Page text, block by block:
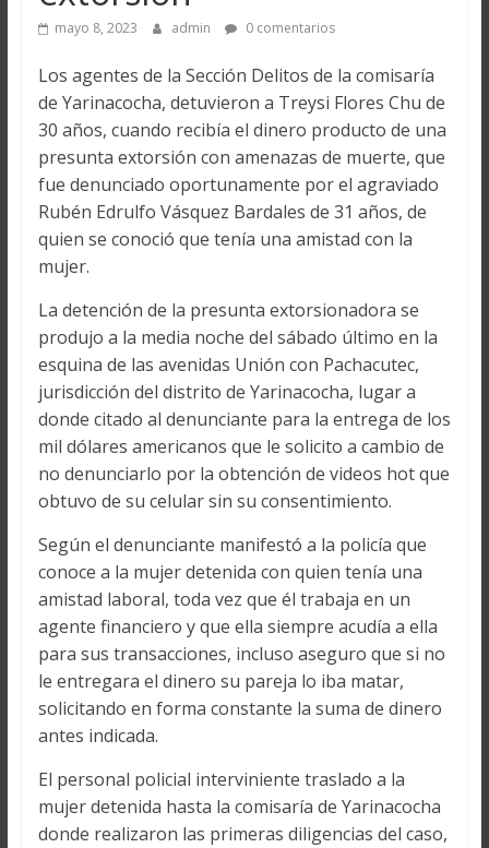
mayo 8, 2023 admin 0 comentarios
Los agentes de la Sección Delitos de la comisaría
de Yarinacocha, detuvieron a Treysi Flores Chu de
30 años, cuando recibía el dinero producto de una
presunta extorsión con amenazas de muerte, que
fue denunciado oportunamente por el agraviado
Rubén Edrulfo Vásquez Bardales de 31 años, de
quien se conoció que tenía una amistad con la
mujer.
La detención de la presunta extorsionadora se
produjo a la media noche del sábado último en la
esquina de las avenidas Unión con Pachacutec,
jurisdicción del distrito de Yarinacocha, lugar a
donde citado al denunciante para la entrega de los
mil dólares americanos que le solicito a cambio de
no denunciarlo por la obtención de videos hot que
obtuvo de su celular sin su consentimiento.
Según el denunciante manifestó a la policía que
conoce a la mujer detenida con quien tenía una
amistad laboral, toda vez que él trabaja en un
agente financiero y que ella siempre acudía a ella
para sus transacciones, incluso aseguro que si no
le entregara el dinero su pareja lo iba matar,
solicitando en forma constante la suma de dinero
antes indicada.
El personal policial interviniente traslado a la
mujer detenida hasta la comisaría de Yarinacocha
donde realizaron las primeras diligencias del caso,